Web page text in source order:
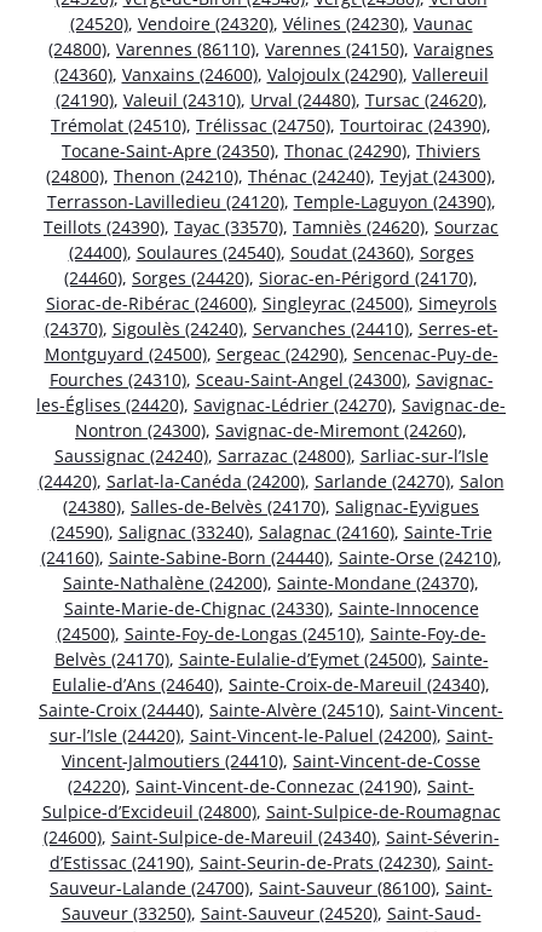
(24520), Vendoire (24320), Vélines (24230), Vaunac
(24800), Varennes (86110), Varennes (24150), Varaignes
(24360), Vanxains (24600), Valojoulx (24290), Vallereuil
(24190), Valeuil (24310), Urval (24480), Tursac (24620),
Trémolat (24510), Trélissac (24750), Tourtoirac (24390),
Tocane-Saint-Apre (24350), Thonac (24290), Thiviers
(24800), Thenon (24210), Thénac (24240), Teyjat (24300),
Terrasson-Lavilledieu (24120), Temple-Laguyon (24390),
Teillots (24390), Tayac (33570), Tamniès (24620), Sourzac
(24400), Soulaures (24540), Soudat (24360), Sorges
(24460), Sorges (24420), Siorac-en-Périgord (24170),
Siorac-de-Ribérac (24600), Singleyrac (24500), Simeyrols
(24370), Sigoulès (24240), Servanches (24410), Serres-et-
Montguyard (24500), Sergeac (24290), Sencenac-Puy-de-
Fourches (24310), Sceau-Saint-Angel (24300), Savignac-
les-Églises (24420), Savignac-Lédrier (24270), Savignac-de-
Nontron (24300), Savignac-de-Miremont (24260),
Saussignac (24240), Sarrazac (24800), Sarliac-sur-l’Isle
(24420), Sarlat-la-Canéda (24200), Sarlande (24270), Salon
(24380), Salles-de-Belvès (24170), Salignac-Eyvigues
(24590), Salignac (33240), Salagnac (24160), Sainte-Trie
(24160), Sainte-Sabine-Born (24440), Sainte-Orse (24210),
Sainte-Nathalène (24200), Sainte-Mondane (24370),
Sainte-Marie-de-Chignac (24330), Sainte-Innocence
(24500), Sainte-Foy-de-Longas (24510), Sainte-Foy-de-
Belvès (24170), Sainte-Eulalie-d’Eymet (24500), Sainte-
Eulalie-d’Ans (24640), Sainte-Croix-de-Mareuil (24340),
Sainte-Croix (24440), Sainte-Alvère (24510), Saint-Vincent-
sur-l’Isle (24420), Saint-Vincent-le-Paluel (24200), Saint-
Vincent-Jalmoutiers (24410), Saint-Vincent-de-Cosse
(24220), Saint-Vincent-de-Connezac (24190), Saint-
Sulpice-d’Excideuil (24800), Saint-Sulpice-de-Roumagnac
(24600), Saint-Sulpice-de-Mareuil (24340), Saint-Séverin-
d’Estissac (24190), Saint-Seurin-de-Prats (24230), Saint-
Sauveur-Lalande (24700), Saint-Sauveur (86100), Saint-
Sauveur (33250), Saint-Sauveur (24520), Saint-Saud-